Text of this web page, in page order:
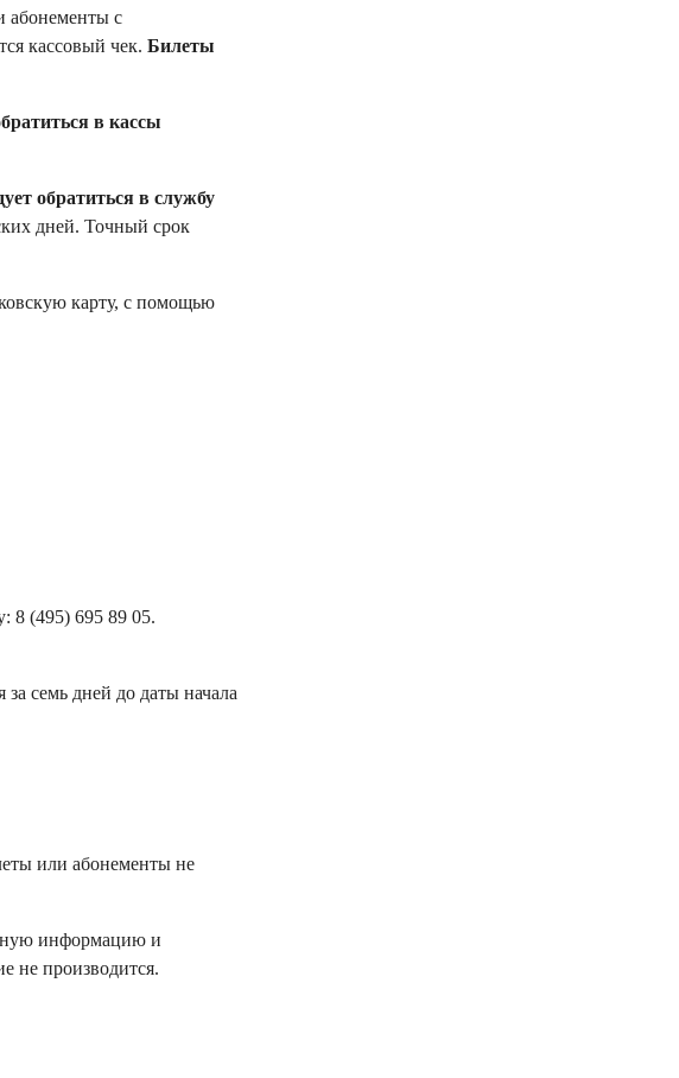
абонементы с
кассовый чек. Билеты
в кассы
обратиться в службу
дней. Точный срок
карту, с помощью
8 (495) 695 89 05.
семь дней до даты начала
или абонементы не
информацию и
не производится.